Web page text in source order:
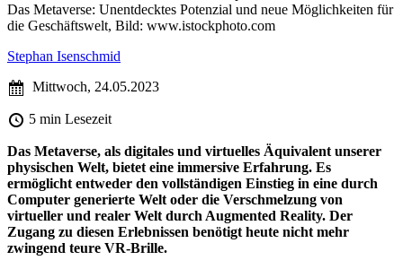
Das Metaverse: Unentdecktes Potenzial und neue Möglichkeiten für
die Geschäftswelt, Bild: www.istockphoto.com
Stephan Isenschmid
Mittwoch, 24.05.2023
5 min Lesezeit
Das Metaverse, als digitales und virtuelles Äquivalent unserer
physischen Welt, bietet eine immersive Erfahrung. Es
ermöglicht entweder den vollständigen Einstieg in eine durch
Computer generierte Welt oder die Verschmelzung von
virtueller und realer Welt durch Augmented Reality. Der
Zugang zu diesen Erlebnissen benötigt heute nicht mehr
zwingend teure VR-Brille.